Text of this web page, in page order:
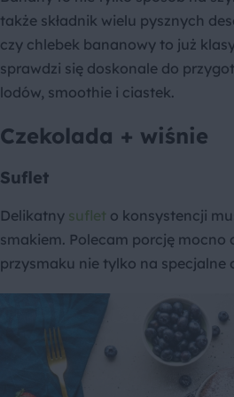
także składnik wielu pysznych
czy chlebek bananowy to już
sprawdzi się doskonale do
lodów, smoothie i ciastek.
Czekolada + wiśnie
Suflet
Delikatny suflet o konsystencji
smakiem. Polecam porcję mocno
przysmaku nie tylko na specjalne